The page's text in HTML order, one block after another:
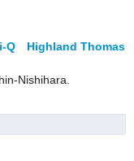
Q Highland Thomas
Nishihara.